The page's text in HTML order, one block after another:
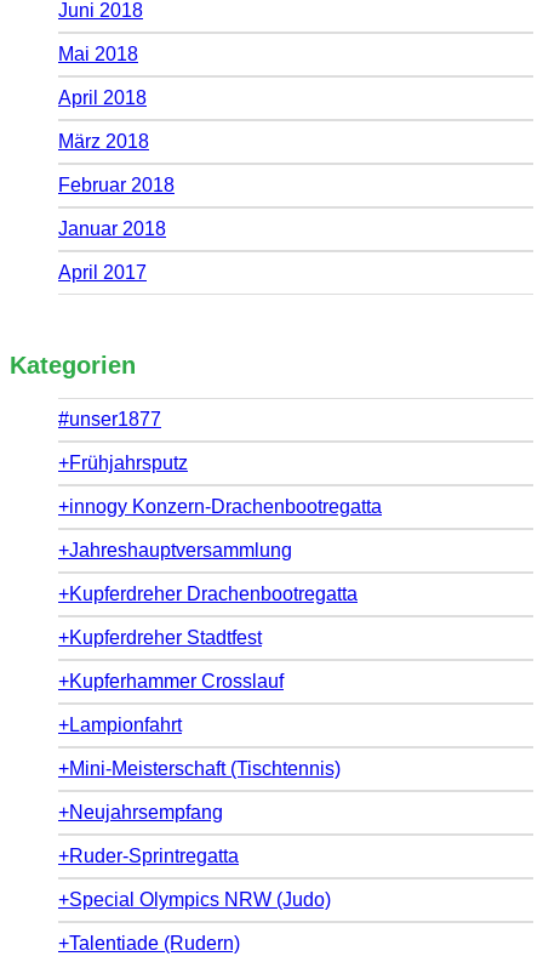
Juni 2018
Mai 2018
April 2018
März 2018
Februar 2018
Januar 2018
April 2017
Kategorien
#unser1877
+Frühjahrsputz
+innogy Konzern-Drachenbootregatta
+Jahreshauptversammlung
+Kupferdreher Drachenbootregatta
+Kupferdreher Stadtfest
+Kupferhammer Crosslauf
+Lampionfahrt
+Mini-Meisterschaft (Tischtennis)
+Neujahrsempfang
+Ruder-Sprintregatta
+Special Olympics NRW (Judo)
+Talentiade (Rudern)